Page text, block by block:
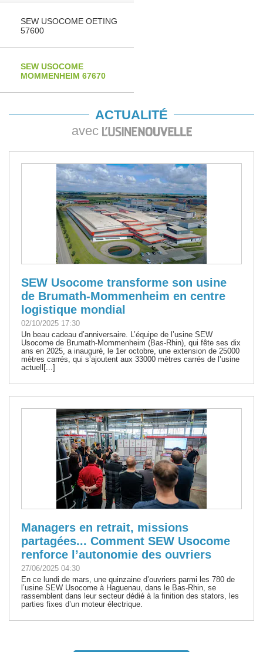
SEW USOCOME OETING
57600
SEW USOCOME
MOMMENHEIM 67670
ACTUALITÉ
avec
SEW Usocome transforme son usine
de Brumath-Mommenheim en centre
logistique mondial
02/10/2025 17:30
Un beau cadeau d’anniversaire. L’équipe de l’usine SEW
Usocome de Brumath-Mommenheim (Bas-Rhin), qui fête ses dix
ans en 2025, a inauguré, le 1er octobre, une extension de 25000
mètres carrés, qui s’ajoutent aux 33000 mètres carrés de l’usine
actuell[...]
Managers en retrait, missions
partagées... Comment SEW Usocome
renforce l’autonomie des ouvriers
27/06/2025 04:30
En ce lundi de mars, une quinzaine d’ouvriers parmi les 780 de
l’usine SEW Usocome à Haguenau, dans le Bas-Rhin, se
rassemblent dans leur secteur dédié à la finition des stators, les
parties fixes d’un moteur électrique.